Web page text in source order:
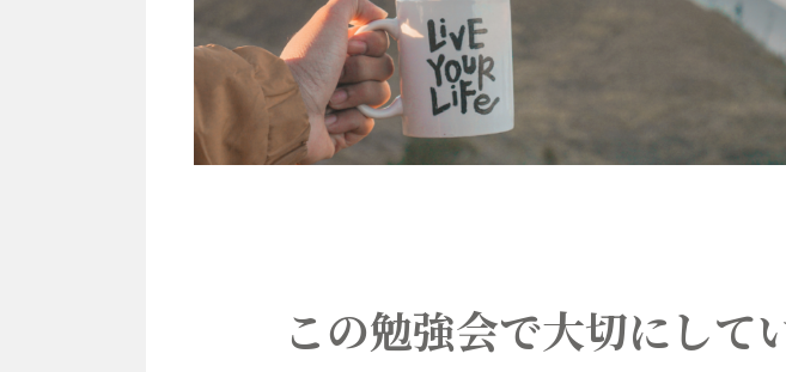
この勉強会で大切にして